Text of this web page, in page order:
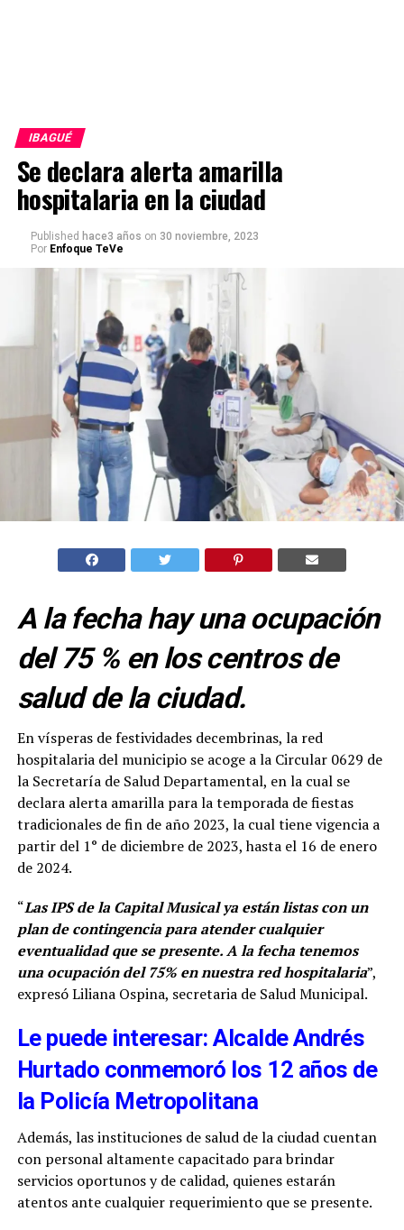
IBAGUÉ
Se declara alerta amarilla
hospitalaria en la ciudad
Published hace3 años on 30 noviembre, 2023
Por Enfoque TeVe
A la fecha hay una ocupación
del 75 % en los centros de
salud de la ciudad.
En vísperas de festividades decembrinas, la red
hospitalaria del municipio se acoge a la Circular 0629 de
la Secretaría de Salud Departamental, en la cual se
declara alerta amarilla para la temporada de fiestas
tradicionales de fin de año 2023, la cual tiene vigencia a
partir del 1° de diciembre de 2023, hasta el 16 de enero
de 2024.
“Las IPS de la Capital Musical ya están listas con un
plan de contingencia para atender cualquier
eventualidad que se presente. A la fecha tenemos
una ocupación del 75% en nuestra red hospitalaria”,
expresó Liliana Ospina, secretaria de Salud Municipal.
Le puede interesar: Alcalde Andrés
Hurtado conmemoró los 12 años de
la Policía Metropolitana
Además, las instituciones de salud de la ciudad cuentan
con personal altamente capacitado para brindar
servicios oportunos y de calidad, quienes estarán
atentos ante cualquier requerimiento que se presente.